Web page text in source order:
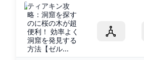
ティアキン攻
略：洞窟を探す
のに桜の木が超
便利！ 効率よく
洞窟を発見する
方法【ゼル...